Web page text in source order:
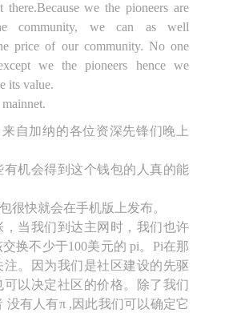
there.Because we the pioneers are
community, we can as well
price of our community. No one
we the pioneers hence we
its value.
自加纳的各位资深先锋们晚上
有机会得到这个钱包的人真的能
很快就会在手机版上发布。
，当我们到达主网时，我们也许
换不少于100美元的 pi。Pi在那
注。因为我们是社区建设的先驱
可以决定社区的价格。除了我们
没有人有π ,因此我们可以确定它